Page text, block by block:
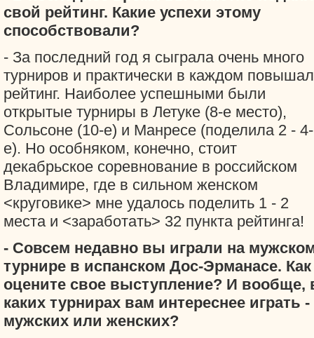
свой рейтинг. Какие успехи этому
способствовали?
- За последний год я сыграла очень много
турниров и практически в каждом
рейтинг. Наиболее успешными были
открытые турниры в Летуке (8-е место),
Сольсоне (10-е) и Манресе (поделила 2 - 4-
е). Но особняком, конечно, стоит
декабрьское соревнование в российском
Владимире, где в сильном женском
<круговике> мне удалось поделить 1 - 2
места и <заработать> 32 пункта рейтинга!
- Совсем недавно вы играли на
турнире в испанском Дос-Эрманасе. Как
оцените свое выступление? И вообще,
каких турнирах вам интереснее играть -
мужских или женских?